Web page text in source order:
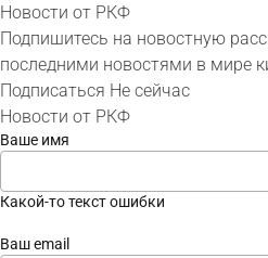
Новости от РКФ
Подпишитесь на новостную
последними новостями в мире
Подписаться Не сейчас
Новости от РКФ
Ваше имя
Какой-то текст ошибки
Ваш email